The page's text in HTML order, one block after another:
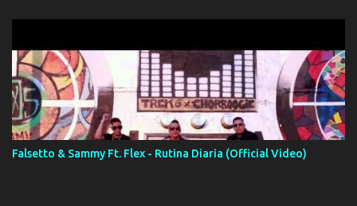
Falsetto & Sammy Ft. Flex - Rutina Diaria (Official Video)